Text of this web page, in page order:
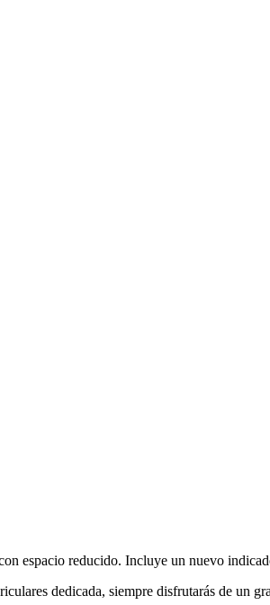
espacio reducido. Incluye un nuevo
dedicada, siempre disfrutarás de un